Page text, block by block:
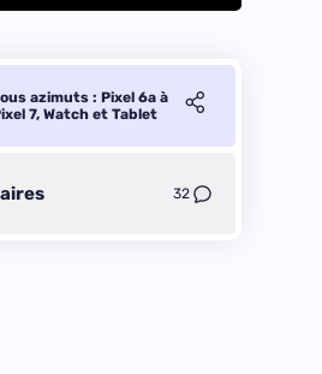
azimuts : Pixel 6a à
7, Watch et Tablet
32